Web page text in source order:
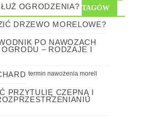
OGRODZENIA?
DRZEWO MORELOWE?
PO NAWOZACH
– RODZAJE I
PRZYTULIĘ CZEPNĄ I
TAGÓW
termin nawożenia moreli